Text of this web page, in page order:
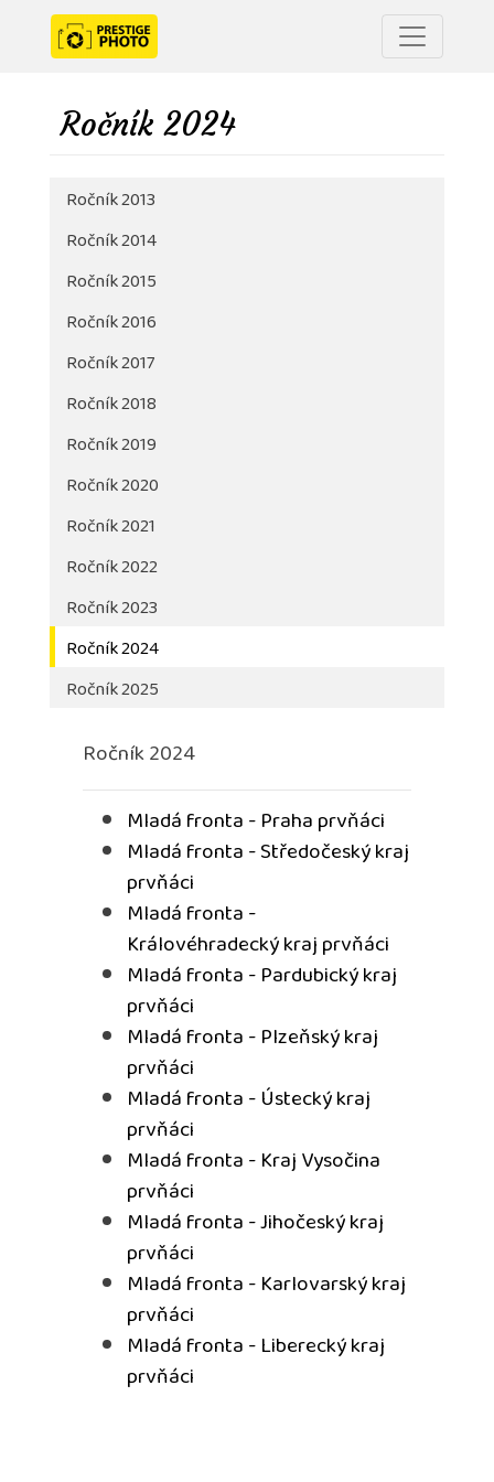
Ročník 2024
Ročník 2013
Ročník 2014
Ročník 2015
Ročník 2016
Ročník 2017
Ročník 2018
Ročník 2019
Ročník 2020
Ročník 2021
Ročník 2022
Ročník 2023
Ročník 2024
Ročník 2025
Ročník 2024
Mladá fronta - Praha prvňáci
Mladá fronta - Středočeský kraj
prvňáci
Mladá fronta -
Královéhradecký kraj prvňáci
Mladá fronta - Pardubický kraj
prvňáci
Mladá fronta - Plzeňský kraj
prvňáci
Mladá fronta - Ústecký kraj
prvňáci
Mladá fronta - Kraj Vysočina
prvňáci
Mladá fronta - Jihočeský kraj
prvňáci
Mladá fronta - Karlovarský kraj
prvňáci
Mladá fronta - Liberecký kraj
prvňáci